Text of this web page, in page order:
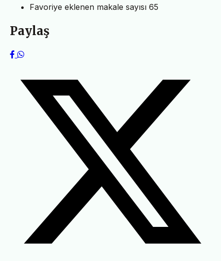
Favoriye eklenen makale sayısı 65
Paylaş